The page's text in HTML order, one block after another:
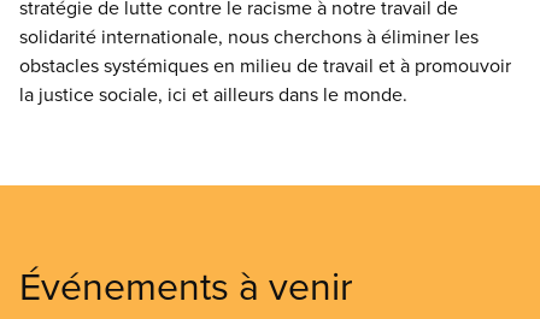
stratégie de lutte contre le racisme à notre travail de
solidarité internationale, nous cherchons à éliminer les
obstacles systémiques en milieu de travail et à promouvoir
la justice sociale, ici et ailleurs dans le monde.
Événements à venir